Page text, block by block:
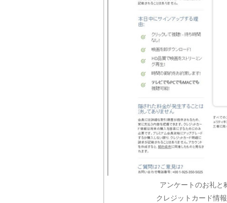
アンケートのお礼と
クレジットカード情